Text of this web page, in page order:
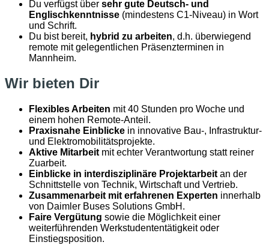
Du verfügst über sehr gute Deutsch- und
Englischkenntnisse (mindestens C1-Niveau) in Wort
und Schrift.
Du bist bereit, hybrid zu arbeiten, d.h. überwiegend
remote mit gelegentlichen Präsenzterminen in
Mannheim.
Wir bieten Dir
Flexibles Arbeiten mit 40 Stunden pro Woche und
einem hohen Remote-Anteil.
Praxisnahe Einblicke in innovative Bau-, Infrastruktur-
und Elektromobilitätsprojekte.
Aktive Mitarbeit mit echter Verantwortung statt reiner
Zuarbeit.
Einblicke in interdisziplinäre Projektarbeit an der
Schnittstelle von Technik, Wirtschaft und Vertrieb.
Zusammenarbeit mit erfahrenen Experten innerhalb
von Daimler Buses Solutions GmbH.
Faire Vergütung sowie die Möglichkeit einer
weiterführenden Werkstudententätigkeit oder
Einstiegsposition.